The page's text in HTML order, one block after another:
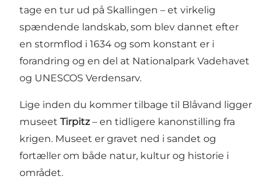
tage en tur ud på Skallingen – et virkelig
spændende landskab, som blev dannet efter
en stormflod i 1634 og som konstant er i
forandring og en del at Nationalpark Vadehavet
og UNESCOS Verdensarv.
Lige inden du kommer tilbage til Blåvand ligger
museet Tirpitz– en tidligere kanonstilling fra
krigen. Museet er gravet ned i sandet og
fortæller om både natur, kultur og historie i
området.